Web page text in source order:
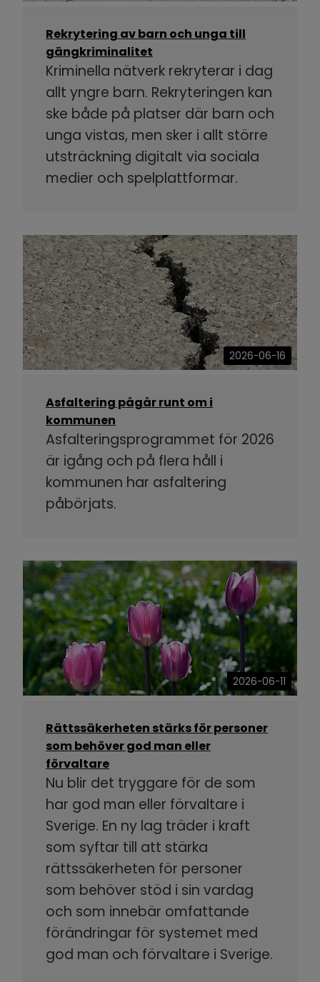
Rekrytering av barn och unga till
gängkriminalitet
Kriminella nätverk rekryterar i dag
allt yngre barn. Rekryteringen kan
ske både på platser där barn och
unga vistas, men sker i allt större
utsträckning digitalt via sociala
medier och spelplattformar.
2026-06-16
Asfaltering pågår runt om i
kommunen
Asfalteringsprogrammet för 2026
är igång och på flera håll i
kommunen har asfaltering
påbörjats.
2026-06-11
Rättssäkerheten stärks för personer
som behöver god man eller
förvaltare
Nu blir det tryggare för de som
har god man eller förvaltare i
Sverige. En ny lag träder i kraft
som syftar till att stärka
rättssäkerheten för personer
som behöver stöd i sin vardag
och som innebär omfattande
förändringar för systemet med
god man och förvaltare i Sverige.